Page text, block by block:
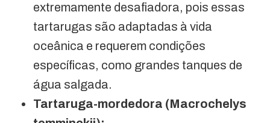
extremamente desafiadora, pois essas
tartarugas são adaptadas à vida
oceânica e requerem condições
específicas, como grandes tanques de
água salgada.
Tartaruga-mordedora (Macrochelys